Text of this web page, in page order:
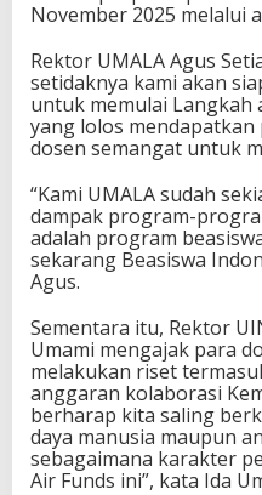
November 2025 melalui
Rektor UMALA Agus
setidaknya kami akan
untuk memulai Langkah
yang lolos
dosen semangat untuk
“Kami UMALA sudah
dampak program-
adalah program
sekarang Beasiswa
Agus.
Sementara itu, Rektor
Umami mengajak para
melakukan riset
anggaran kolaborasi
berharap kita saling
daya manusia maupun
sebagaimana karakter
Air Funds ini”, kata Ida